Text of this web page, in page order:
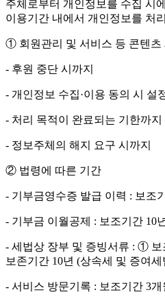
주체로부터 개인정보를 수집 시
이용기간 내에서 개인정보를 처
① 회원관리 및 서비스 등 콘텐츠
- 후원 중단 시까지
- 개인정보 수집·이용 동의 시 설
- 처리 목적이 완료되는 기한까지
- 정보주체의 해지 요구 시까지
② 법령에 따른 기간
- 기부금영수증 발급 이력 : 보조
- 기부금 이월공제 : 보조기간 10
- 세법상 장부 및 증빙서류 : ①
보존기간 10년 (상속세 및 증여세
- 서비스 방문기록 : 보조기간 3